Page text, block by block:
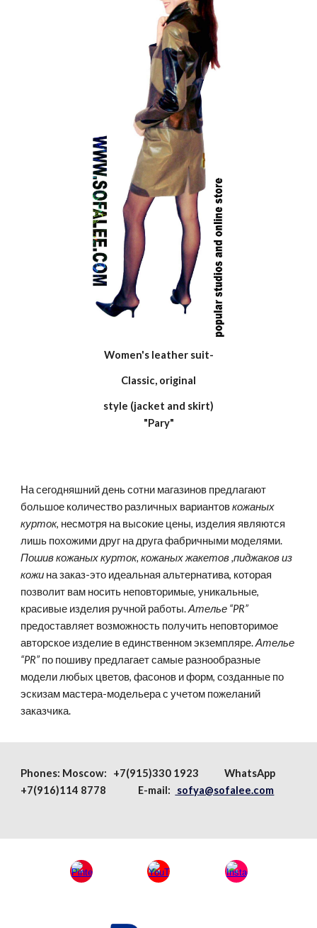
Women's leather suit-
Classic, original
style (jacket and skirt)
"Pary"
На сегодняшний день сотни магазинов предлагают
большое количество различных вариантовкожаных
курток, несмотря на высокие цены, изделия являются
лишь похожими друг на друга фабричными моделями.
Пошив кожаных курток, кожаных жакетов ,пиджаков из
кожи на заказ-это идеальная альтернатива, которая
позволит вам носить неповторимые, уникальные,
красивые изделия ручной работы.Ателье “PR”
предоставляет возможность получить неповторимое
авторское изделие в единственном экземпляре.Ателье
“PR” по пошиву предлагает самые разнообразные
модели любых цветов, фасонов и форм, созданные по
эскизам мастера-модельера с учетом пожеланий
заказчика.
Phones: Moscow: +7(915)330 1923
WhatsApp
+7(916)114 8778 E-mail:
sofya@sofalee.com